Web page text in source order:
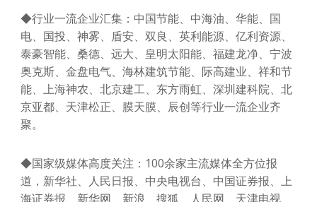
◆行业一流企业汇集：中国节能、中海油、华能、国
电、国投、神雾、盾安、双良、英利能源、亿利资源、
泰豪智能、桑德、远大、皇明太阳能、福建龙净、宁波
奥克斯、金盘电气、海林建筑节能、际高建业、祥和节
能、上海神农、北京建工、东方雨虹、深圳建科院、北
京亚都、天津松正、膜天膜、辰创等行业一流企业齐
聚。
◆国家级媒体高度关注：100余家主流媒体全方位报
道，新华社、人民日报、中央电视台、中国证券报、上
海证券报、新华网、新浪、搜狐、人民网、天津电视